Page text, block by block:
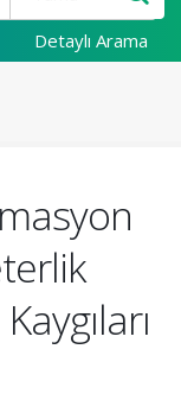
Detaylı Arama